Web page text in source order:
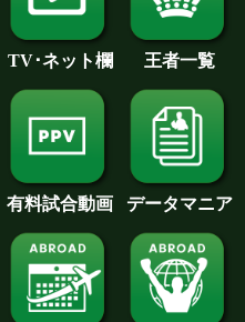
TV･ネット欄 王者一覧
有料試合動画 データマニア